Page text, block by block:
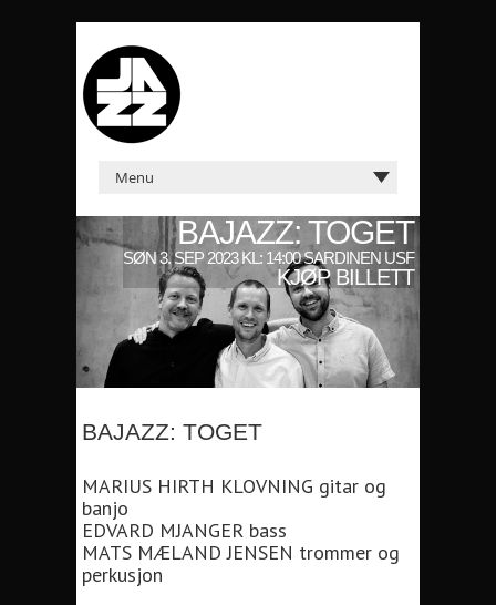
BAJAZZ: TOGET
SØN 3. SEP 2023 KL: 14:00 SARDINEN USF
KJØP BILLETT
BAJAZZ: TOGET
MARIUS HIRTH KLOVNING gitar og
banjo
EDVARD MJANGER bass
MATS MÆLAND JENSEN trommer og
perkusjon